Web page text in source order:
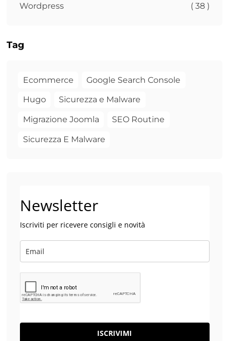
Wordpress ( 38 )
Tag
Ecommerce Google Search Console
Hugo Sicurezza e Malware
Migrazione Joomla SEO Routine
Sicurezza E Malware
Newsletter
Iscriviti per ricevere consigli e novità
ISCRIVIMI